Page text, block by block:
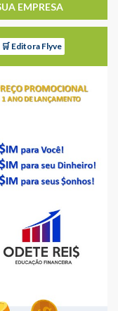
EMPRESA
🛒 Editora Flyve